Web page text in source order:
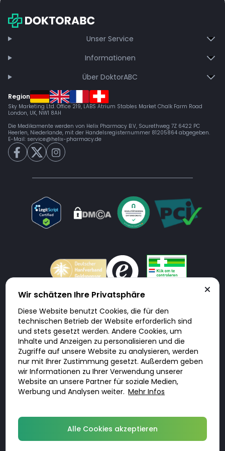
Anwendungen variiert die individuelle Wirkung. Purple Ice Water
wird unter anderem genutzt bei:
Unser Service
Informationen
Über DoktorABC
Region
Sky Marketing Ltd. Office 219, LABS Atrium Stables Market Chalk Farm Road
London, UK, NW1 8AH
Die Medikamente werden von Helix Pharmacy B.V, Sourethweg 7Z 6422 PC
Heerlen, Niederlande, mit der Handelsregisternummer 81205864 abgegeben.
E-Mail: service@helix-pharmacy.de
Doktorabc.com ist eine Vermittlungsplattform. Doktorabc ist ausdrücklich
keine Internetapotheke. Doktorabc bietet keine Medikamente oder
sonstige Produkte an oder liefert diese. Jegliche Informationen zu
Produkten, Medikamenten und Preisen auf der Internetseite beinhalten
kein Angebot von Doktorabc an Sie. Für die Einhaltung der in Ihrem Land
geltenden Gesetze und sonstigen Rechtsvorschriften sind Sie als Nutzer
selbst verantwortlich. Die Nutzung unseres Services auf Doktorabc durch
Sie erfolgt auf eigenes Risiko und in eigener Verantwortung. Sie erklären,
diese Internetseite aus eigener Initiative zu besuchen und zu nutzen.
Wir schätzen Ihre Privatsphäre
Diese Website benutzt Cookies, die für den
technischen Betrieb der Website erforderlich sind
und stets gesetzt werden. Andere Cookies, um
Inhalte und Anzeigen zu personalisieren und die
Zugriffe auf unsere Website zu analysieren, werden
nur mit Ihrer Zustimmung gesetzt. Außerdem geben
wir Informationen zu Ihrer Verwendung unserer
Website an unsere Partner für soziale Medien,
Werbung und Analysen weiter. Mehr Infos
Alle Cookies akzeptieren